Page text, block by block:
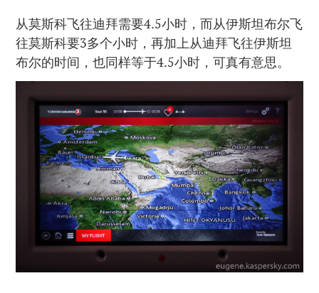
从莫斯科飞往迪拜需要4.5小时，而从伊斯坦布尔飞
往莫斯科要3多个小时，再加上从迪拜飞往伊斯坦
布尔的时间，也同样等于4.5小时，可真有意思。